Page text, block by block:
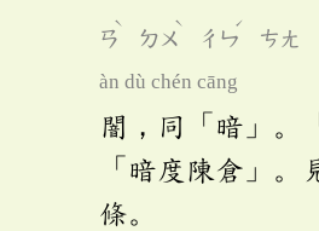
ㄢ
ˋ
ㄉㄨ
ˋ
ㄔㄣ
ˊ
ㄘㄤ
àn dù chén cāng
闇，同「暗」。
「暗度陳倉」。
條。